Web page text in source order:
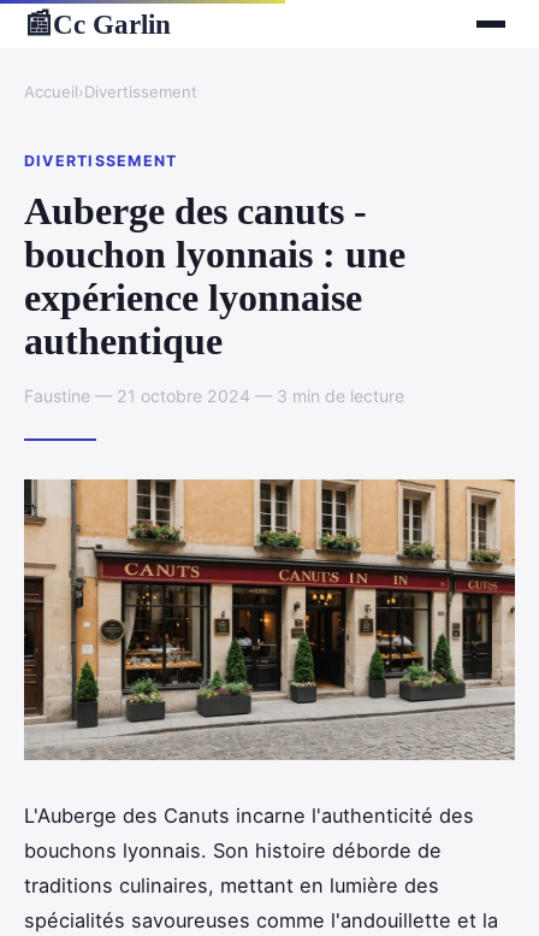
📰Cc Garlin
Accueil›Divertissement
DIVERTISSEMENT
Auberge des canuts -
bouchon lyonnais : une
expérience lyonnaise
authentique
Faustine — 21 octobre 2024 — 3 min de lecture
L'Auberge des Canuts incarne l'authenticité des
bouchons lyonnais. Son histoire déborde de
traditions culinaires, mettant en lumière des
spécialités savoureuses comme l'andouillette et la